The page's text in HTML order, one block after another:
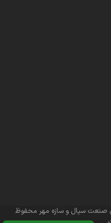
صنعت سیال و سازه مهر محفوظ